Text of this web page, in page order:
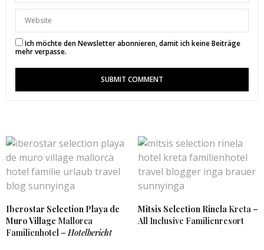
Ich möchte den Newsletter abonnieren, damit ich keine Beiträge
mehr verpasse.
Iberostar Selection Playa de
Muro Village Mallorca
Familienhotel –Hotelbericht
Mitsis Selection Rinela Kreta –
All Inclusive Familienresort